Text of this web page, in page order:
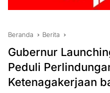
Beranda Berita
Gubernur
Peduli
Ketenagakerjaan